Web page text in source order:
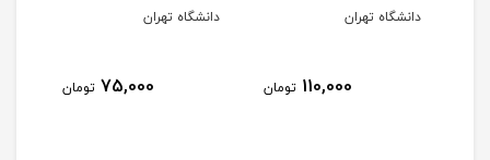
دانشگاه تهران
110,000 تومان
دانشگاه تهران
75,000 تومان